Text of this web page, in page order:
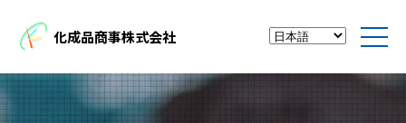
化成品商事株式会社